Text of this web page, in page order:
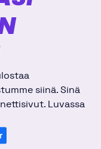
siinä. Sinä
Luvassa